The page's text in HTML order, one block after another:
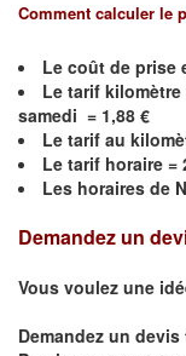
Comment calculer le
Le coût de prise
Le tarif
samedi = 1,88 €
Le tarif au
Le tarif horaire =
Les horaires de
Demandez un
Vous voulez une
Demandez un